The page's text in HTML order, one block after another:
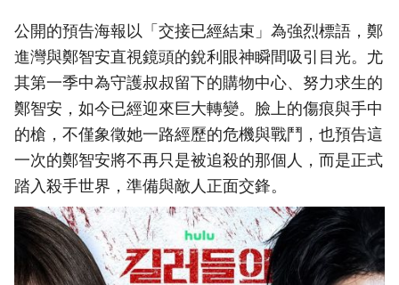
公開的預告海報以「交接已經結束」為強烈標語，鄭
進灣與鄭智安直視鏡頭的銳利眼神瞬間吸引目光。尤
其第一季中為守護叔叔留下的購物中心、努力求生的
鄭智安，如今已經迎來巨大轉變。臉上的傷痕與手中
的槍，不僅象徵她一路經歷的危機與戰鬥，也預告這
一次的鄭智安將不再只是被追殺的那個人，而是正式
踏入殺手世界，準備與敵人正面交鋒。